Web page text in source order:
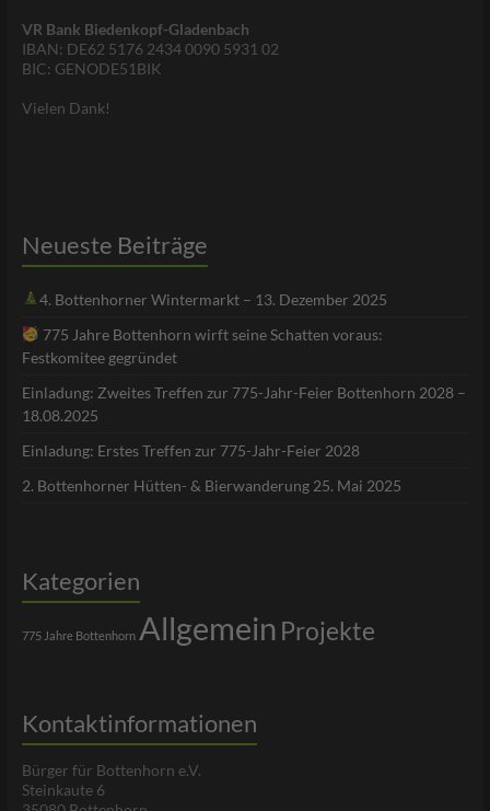
VR Bank Biedenkopf-Gladenbach
IBAN: DE62 5176 2434 0090 5931 02
BIC: GENODE51BIK
Vielen Dank!
Neueste Beiträge
4. Bottenhorner Wintermarkt – 13. Dezember 2025
775 Jahre Bottenhorn wirft seine Schatten voraus:
Festkomitee gegründet
Einladung: Zweites Treffen zur 775-Jahr-Feier Bottenhorn 2028 –
18.08.2025
Einladung: Erstes Treffen zur 775-Jahr-Feier 2028
2. Bottenhorner Hütten- & Bierwanderung 25. Mai 2025
Kategorien
775 Jahre Bottenhorn Allgemein Projekte
Kontaktinformationen
Bürger für Bottenhorn e.V.
Steinkaute 6